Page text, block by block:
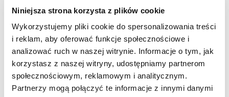
Niniejsza strona korzysta z plików cookie
Wykorzystujemy pliki cookie do spersonalizowania treści
i reklam, aby oferować funkcje społecznościowe i
analizować ruch w naszej witrynie. Informacje o tym, jak
korzystasz z naszej witryny, udostępniamy partnerom
społecznościowym, reklamowym i analitycznym.
Partnerzy mogą połączyć te informacje z innymi danymi
wysoka gorączka, drżenia i gwałtowne skurcze mięśni;
obrzęk naczynioruchowy z nagłym obrzękiem skóry lub
błon śluzowych;
myśli i zachowania samobójcze;
szybka, nieregularna praca serca i omdlenia wskazujące
na zagrażający życiu stan torsade de pointes ;
napady drgawkowe;
trudności z oddawaniem moczu;